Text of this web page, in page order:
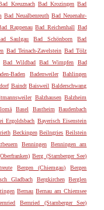
Kreuznach Bad Krozingen Bad
Bad Neualbenreuth Bad Neuenahr-
Rappenau Bad Reichenhall Bad
Saulgau Bad Schönborn
Bad
Bad Teinach-Zavelstein Bad Tölz
Bad Wildbad Bad Wimpfen
Bad
Baden Badenweiler
Bahlingen
Baindt Baisweil Balderschwang
Balzhausen Balzheim
Basel Bastheim
Baudenbach
Ergoldsbach Bayerisch Eisenstein
Beckingen Beilngries Beilstein
Benningen
Benningen am
Berg (Starnberger See)
Bergen (Chiemgau)
Bergen
Gladbach Bergkirchen
Berglen
Bernau Bernau am Chiemsee
Bernried (Starnberger See)